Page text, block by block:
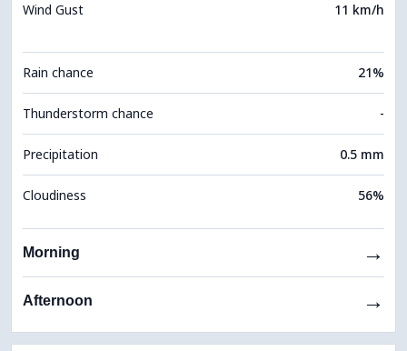
Wind Gust 11 km/h
Rain chance 21%
Thunderstorm chance -
Precipitation 0.5 mm
Cloudiness 56%
Morning →
Afternoon →